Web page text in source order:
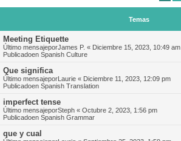
Temas
Meeting Etiquette
Último mensajeporJames P. « Diciembre 15, 2023, 10:49 am
Publicadoen Spanish Culture
Que significa
Último mensajeporLaurie « Diciembre 11, 2023, 12:09 pm
Publicadoen Spanish Translation
imperfect tense
Último mensajeporSteph « Octubre 2, 2023, 1:56 pm
Publicadoen Spanish Grammar
que y cual